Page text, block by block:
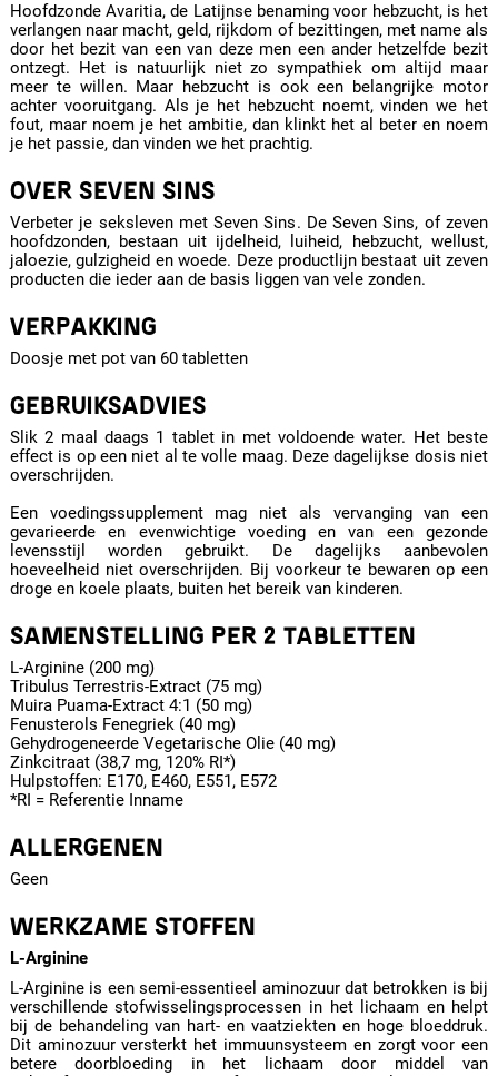
Hoofdzonde Avaritia, de Latijnse benaming voor hebzucht, is het
verlangen naar macht, geld, rijkdom of bezittingen, met name als
door het bezit van een van deze men een ander hetzelfde bezit
ontzegt. Het is natuurlijk niet zo sympathiek om altijd maar
meer te willen. Maar hebzucht is ook een belangrijke motor
achter vooruitgang. Als je het hebzucht noemt, vinden we het
fout, maar noem je het ambitie, dan klinkt het al beter en noem
je het passie, dan vinden we het prachtig.
OVER SEVEN SINS
Verbeter je seksleven met Seven Sins. De Seven Sins, of zeven
hoofdzonden, bestaan uit ijdelheid, luiheid, hebzucht, wellust,
jaloezie, gulzigheid en woede. Deze productlijn bestaat uit zeven
producten die ieder aan de basis liggen van vele zonden.
VERPAKKING
Doosje met pot van 60 tabletten
GEBRUIKSADVIES
Slik 2 maal daags 1 tablet in met voldoende water. Het beste
effect is op een niet al te volle maag. Deze dagelijkse dosis niet
overschrijden.
Een voedingssupplement mag niet als vervanging van een
gevarieerde en evenwichtige voeding en van een gezonde
levensstijl worden gebruikt. De dagelijks aanbevolen
hoeveelheid niet overschrijden. Bij voorkeur te bewaren op een
droge en koele plaats, buiten het bereik van kinderen.
SAMENSTELLING PER 2 TABLETTEN
L-Arginine (200 mg)
Tribulus Terrestris-Extract (75 mg)
Muira Puama-Extract 4:1 (50 mg)
Fenusterols Fenegriek (40 mg)
Gehydrogeneerde Vegetarische Olie (40 mg)
Zinkcitraat (38,7 mg, 120% RI*)
Hulpstoffen: E170, E460, E551, E572
*RI = Referentie Inname
ALLERGENEN
Geen
WERKZAME STOFFEN
L-Arginine
L-Arginine is een semi-essentieel aminozuur dat betrokken is bij
verschillende stofwisselingsprocessen in het lichaam en helpt
bij de behandeling van hart- en vaatziekten en hoge bloeddruk.
Dit aminozuur versterkt het immuunsysteem en zorgt voor een
betere doorbloeding in het lichaam door middel van